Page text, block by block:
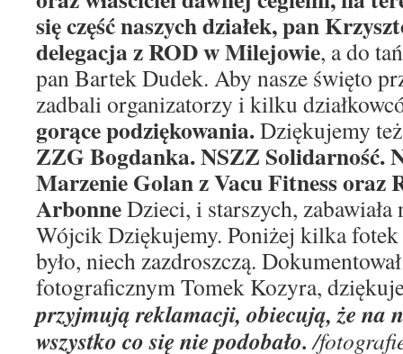
się część naszych działek, pan
delegacja z ROD w Milejowie, a do
pan Bartek Dudek. Aby nasze święto
zadbali organizatorzy i kilku
gorące podziękowania.Dziękujemy
ZZG Bogdanka. NSZZ Solidarność.
Marzenie Golan z Vacu Fitness oraz
ArbonneDzieci, i starszych,
Wójcik Dziękujemy. Poniżej kilka
było, niech zazdroszczą.
fotograficznym Tomek Kozyra,
przyjmują reklamacji, obiecują, że na
wszystko co się nie podobało./